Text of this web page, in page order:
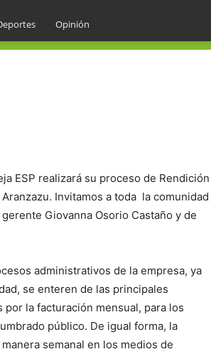
Opinión
ESP realizará su proceso de Rendición
Invitamos a toda la comunidad
Giovanna Osorio Castaño y de
administrativos de la empresa, ya
se enteren de las principales
la facturación mensual, para los
público. De igual forma, la
semanal en los medios de